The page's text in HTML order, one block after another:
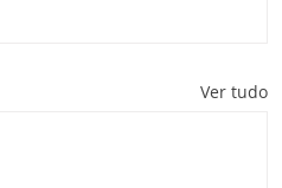
Ver tudo